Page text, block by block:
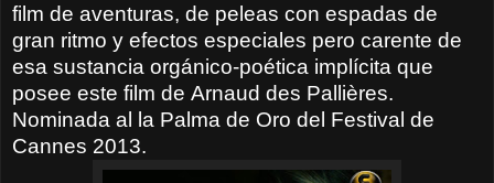
film de aventuras, de peleas con espadas de
gran ritmo y efectos especiales pero carente de
esa sustancia orgánico-poética implícita que
posee este film de Arnaud des Pallières.
Nominada al la Palma de Oro del Festival de
Cannes 2013.